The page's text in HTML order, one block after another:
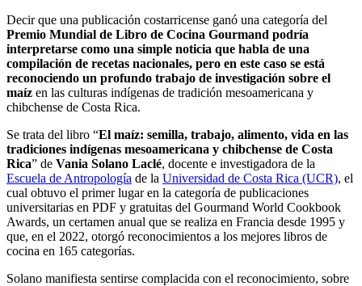
Decir que una publicación costarricense ganó una categoría del
Premio Mundial de Libro de Cocina Gourmand podría
interpretarse como una simple noticia que habla de una
compilación de recetas nacionales, pero en este caso se está
reconociendo un profundo trabajo de investigación sobre el
maíz en las culturas indígenas de tradición mesoamericana y
chibchense de Costa Rica.
Se trata del libro “El maíz: semilla, trabajo, alimento, vida en las
tradiciones indígenas mesoamericana y chibchense de Costa
Rica” de Vania Solano Laclé, docente e investigadora de la
Escuela de Antropología de la Universidad de Costa Rica (UCR), el
cual obtuvo el primer lugar en la categoría de publicaciones
universitarias en PDF y gratuitas del Gourmand World Cookbook
Awards, un certamen anual que se realiza en Francia desde 1995 y
que, en el 2022, otorgó reconocimientos a los mejores libros de
cocina en 165 categorías.
Solano manifiesta sentirse complacida con el reconocimiento, sobre